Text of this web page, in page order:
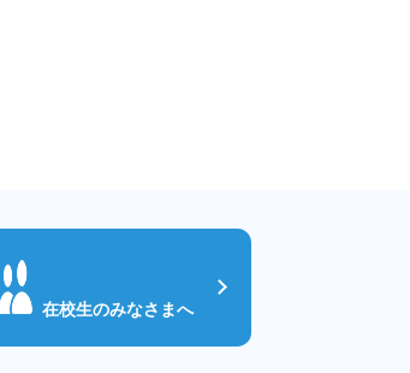
在校生のみなさまへ